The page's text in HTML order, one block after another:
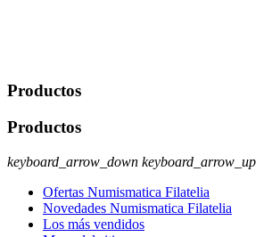
Productos
Productos
keyboard_arrow_down keyboard_arrow_up
Ofertas Numismatica Filatelia
Novedades Numismatica Filatelia
Los más vendidos